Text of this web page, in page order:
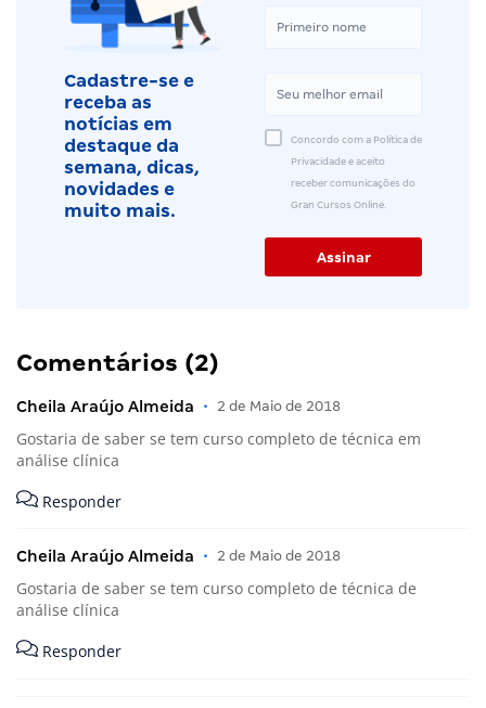
Cadastre-se e
receba as
notícias em
destaque da
semana, dicas,
novidades e
muito mais.
Concordo com a Política de
Privacidade e aceito
receber comunicações do
Gran Cursos Online.
Comentários (2)
Cheila Araújo Almeida • 2 de Maio de 2018
Gostaria de saber se tem curso completo de técnica em
análise clínica
Responder
Cheila Araújo Almeida • 2 de Maio de 2018
Gostaria de saber se tem curso completo de técnica de
análise clínica
Responder